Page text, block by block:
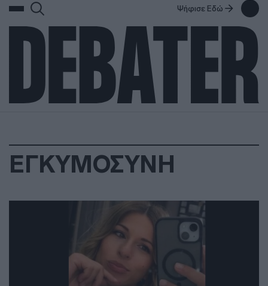
Ψήφισε Εδώ
ΕΓΚΥΜΟΣΥΝΗ